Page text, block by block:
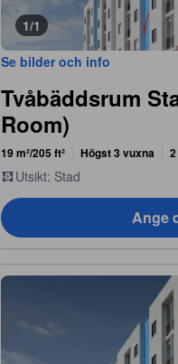
1/1
Se bilder och info
Tvåbäddsrum
Room)
19 m²/205 ft² Högst 3 vuxna
Utsikt: Stad
Ange